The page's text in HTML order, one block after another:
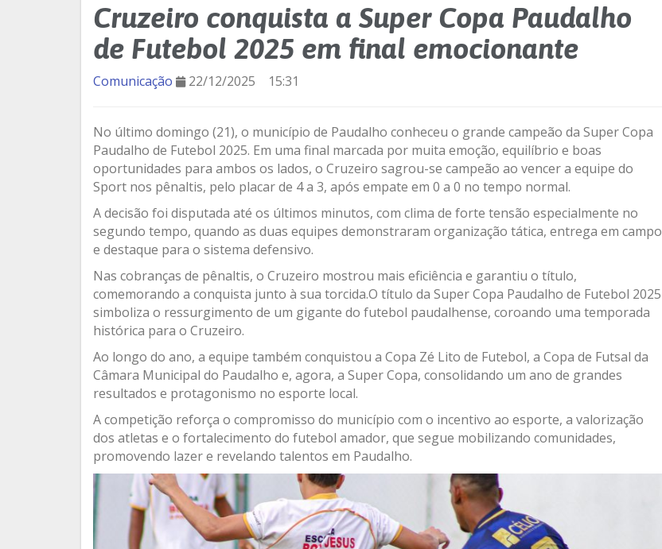
Cruzeiro conquista a Super Copa Paudalho
de Futebol 2025 em final emocionante
Comunicação 22/12/2025 15:31
No último domingo (21), o município de Paudalho conheceu o grande campeão da Super Copa
Paudalho de Futebol 2025. Em uma final marcada por muita emoção, equilíbrio e boas
oportunidades para ambos os lados, o Cruzeiro sagrou-se campeão ao vencer a equipe do
Sport nos pênaltis, pelo placar de 4 a 3, após empate em 0 a 0 no tempo normal.
A decisão foi disputada até os últimos minutos, com clima de forte tensão especialmente no
segundo tempo, quando as duas equipes demonstraram organização tática, entrega em campo
e destaque para o sistema defensivo.
Nas cobranças de pênaltis, o Cruzeiro mostrou mais eficiência e garantiu o título,
comemorando a conquista junto à sua torcida.O título da Super Copa Paudalho de Futebol 2025
simboliza o ressurgimento de um gigante do futebol paudalhense, coroando uma temporada
histórica para o Cruzeiro.
Ao longo do ano, a equipe também conquistou a Copa Zé Lito de Futebol, a Copa de Futsal da
Câmara Municipal do Paudalho e, agora, a Super Copa, consolidando um ano de grandes
resultados e protagonismo no esporte local.
A competição reforça o compromisso do município com o incentivo ao esporte, a valorização
dos atletas e o fortalecimento do futebol amador, que segue mobilizando comunidades,
promovendo lazer e revelando talentos em Paudalho.